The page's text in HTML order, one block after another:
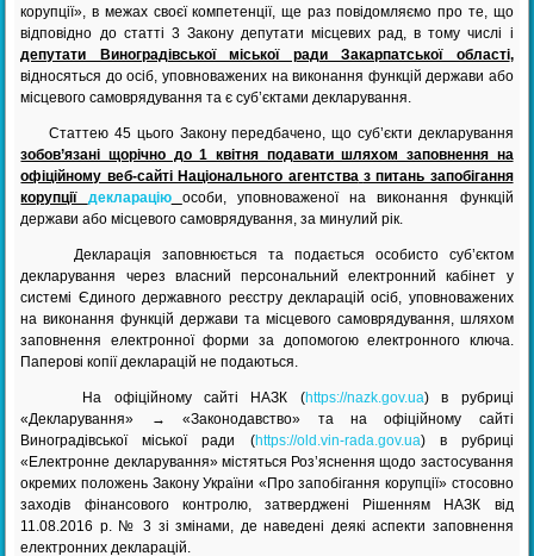
корупції», в межах своєї компетенції, ще раз повідомляємо про те, що
відповідно до статті 3 Закону депутати місцевих рад, в тому числі і
депутати Виноградівської міської ради Закарпатської області,
відносяться до осіб, уповноважених на виконання функцій держави або
місцевого самоврядування та є суб’єктами декларування.
Статтею 45 цього Закону передбачено, що суб’єкти декларування
зобов’язані щорічно до 1 квітня подавати шляхом заповнення на
офіційному веб-сайті Національного агентства з питань запобігання
корупції декларацію
особи, уповноваженої на виконання функцій
держави або місцевого самоврядування, за минулий рік.
Декларація заповнюється та подається особисто суб’єктом
декларування через власний персональний електронний кабінет у
системі Єдиного державного реєстру декларацій осіб, уповноважених
на виконання функцій держави та місцевого самоврядування, шляхом
заповнення електронної форми за допомогою електронного ключа.
Паперові копії декларацій не подаються.
На офіційному сайті НАЗК (https://nazk.gov.ua) в рубриці
«Декларування» → «Законодавство» та на офіційному сайті
Виноградівської міської ради (https://old.vin-rada.gov.ua) в рубриці
«Електронне декларування» містяться Роз’яснення щодо застосування
окремих положень Закону України «Про запобігання корупції» стосовно
заходів фінансового контролю, затверджені Рішенням НАЗК від
11.08.2016 р. № 3 зі змінами, де наведені деякі аспекти заповнення
електронних декларацій.